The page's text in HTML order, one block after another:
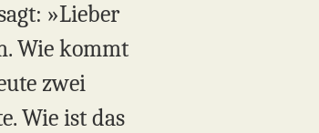
»Lieber
Wie kommt
zwei
Wie ist das